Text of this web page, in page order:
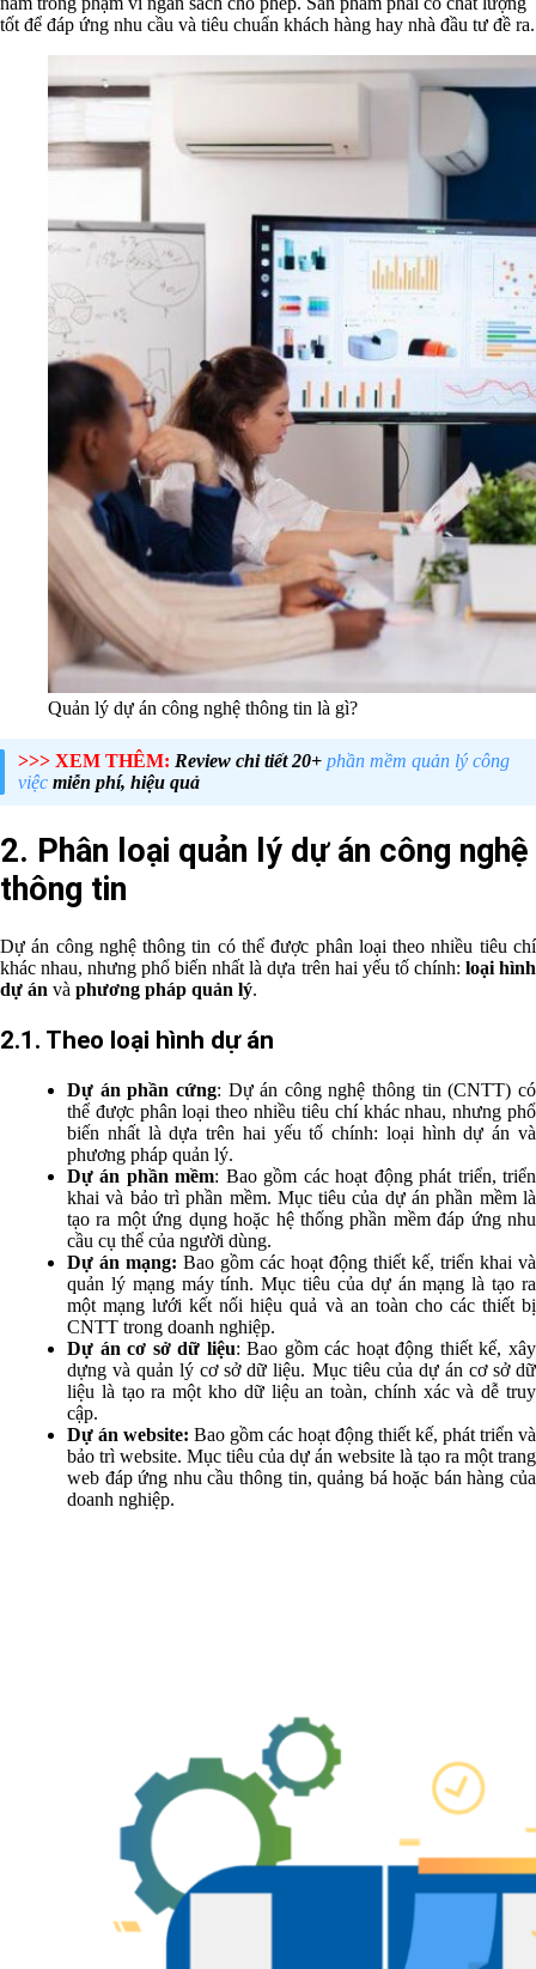
tốt để đáp ứng nhu cầu và tiêu chuẩn khách hàng hay nhà đầu tư đề ra.
Quản lý dự án công nghệ thông tin là gì?
>>> XEM THÊM: Review chi tiết 20+ phần mềm quản lý công
việc miễn phí, hiệu quả
2. Phân loại quản lý dự án công nghệ
thông tin
Dự án công nghệ thông tin có thể được phân loại theo nhiều tiêu chí
khác nhau, nhưng phổ biến nhất là dựa trên hai yếu tố chính: loại hình
dự án và phương pháp quản lý.
2.1. Theo loại hình dự án
Dự án phần cứng: Dự án công nghệ thông tin (CNTT) có
thể được phân loại theo nhiều tiêu chí khác nhau, nhưng phổ
biến nhất là dựa trên hai yếu tố chính: loại hình dự án và
phương pháp quản lý.
Dự án phần mềm: Bao gồm các hoạt động phát triển, triển
khai và bảo trì phần mềm. Mục tiêu của dự án phần mềm là
tạo ra một ứng dụng hoặc hệ thống phần mềm đáp ứng nhu
cầu cụ thể của người dùng.
Dự án mạng: Bao gồm các hoạt động thiết kế, triển khai và
quản lý mạng máy tính. Mục tiêu của dự án mạng là tạo ra
một mạng lưới kết nối hiệu quả và an toàn cho các thiết bị
CNTT trong doanh nghiệp.
Dự án cơ sở dữ liệu: Bao gồm các hoạt động thiết kế, xây
dựng và quản lý cơ sở dữ liệu. Mục tiêu của dự án cơ sở dữ
liệu là tạo ra một kho dữ liệu an toàn, chính xác và dễ truy
cập.
Dự án website: Bao gồm các hoạt động thiết kế, phát triển và
bảo trì website. Mục tiêu của dự án website là tạo ra một trang
web đáp ứng nhu cầu thông tin, quảng bá hoặc bán hàng của
doanh nghiệp.